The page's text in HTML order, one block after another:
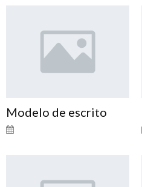
Modelo de escrito